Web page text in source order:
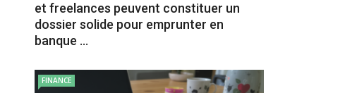
et freelances peuvent constituer un
dossier solide pour emprunter en
banque ...
FINANCE